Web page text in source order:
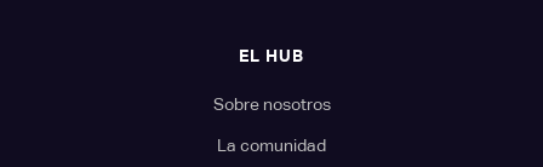
EL HUB
Sobre nosotros
La comunidad